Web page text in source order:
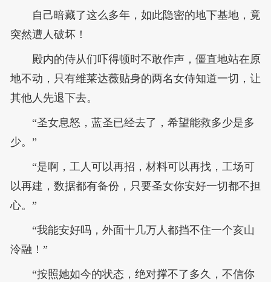
自己暗藏了这么多年，如此隐密的地下基地，竟
突然遭人破坏！
殿内的侍从们吓得顿时不敢作声，僵直地站在原
地不动，只有维莱达薇贴身的两名女侍知道一切，让
其他人先退下去。
“圣女息怒，蓝圣已经去了，希望能救多少是多
少。”
“是啊，工人可以再招，材料可以再找，工场可
以再建，数据都有备份，只要圣女你安好一切都不担
心。”
“我能安好吗，外面十几万人都挡不住一个亥山
泠融！”
“按照她如今的状态，绝对撑不了多久，不信你